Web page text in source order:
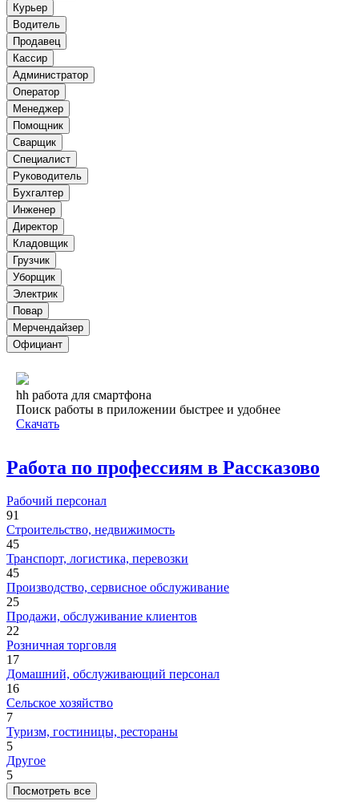
Курьер
Водитель
Продавец
Кассир
Администратор
Оператор
Менеджер
Помощник
Сварщик
Специалист
Руководитель
Бухгалтер
Инженер
Директор
Кладовщик
Грузчик
Уборщик
Электрик
Повар
Мерчендайзер
Официант
hh работа для смартфона
Поиск работы в приложении быстрее и удобнее
Скачать
Работа по профессиям в Рассказово
Рабочий персонал
91
Строительство, недвижимость
45
Транспорт, логистика, перевозки
45
Производство, сервисное обслуживание
25
Продажи, обслуживание клиентов
22
Розничная торговля
17
Домашний, обслуживающий персонал
16
Сельское хозяйство
7
Туризм, гостиницы, рестораны
5
Другое
5
Посмотреть все